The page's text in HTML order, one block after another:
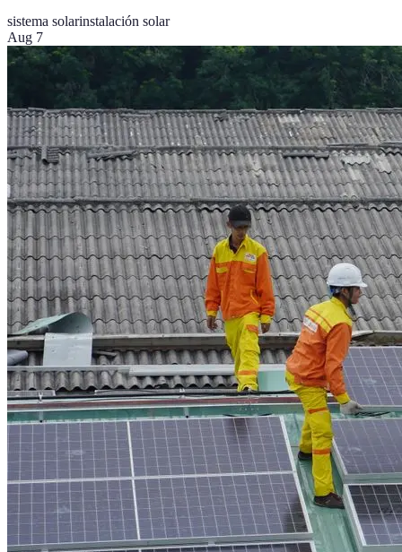
sistema solarinstalación solar
Aug 7